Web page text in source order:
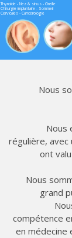
Thyroide - Nez & sinus - Oreille
Chirurgie implantaire - Sommeil
Cervicales - Cancérologie
Nous
Nous
régulière, avec
ont
Nous
grand
compétence
en médecine